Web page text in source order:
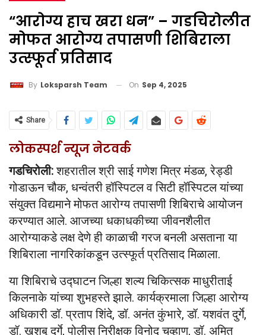
“आरोग्य हाच खरा धन” – गडचिरोलीत
मोफत आरोग्य तपासणी शिबिराला
उत्स्फूर्त प्रतिसाद
By Loksparsh Team On Sep 4, 2025
Share
लोकस्पर्श न्यूज नेटवर्क
गडचिरोली:शहरातील श्री साई गणेश मित्र मंडळ, रेड्डी
गोडाऊन चौक, धन्वंतरी हॉस्पिटल व सिटी हॉस्पिटल यांच्या
संयुक्त विद्यमाने मोफत आरोग्य तपासणी शिबिराचे आयोजन
करण्यात आले. आजच्या धकाधकीच्या जीवनशैलीत
आरोग्याकडे लक्ष देणे ही काळाची गरज बनली असताना या
शिबिराला नागरिकांकडून उत्स्फूर्त प्रतिसाद मिळाला.
या शिबिराचे उद्घाटन जिल्हा शल्य चिकित्सक माधुरीताई
किलनाके यांच्या शुभहस्ते झाले. कार्यक्रमाला जिल्हा आरोग्य
अधिकारी डॉ. प्रताप शिंदे, डॉ. अनंत कुंभारे, डॉ. यशवंत दुर्गे,
डॉ. खुशबू दुर्गे, पोलीस निरीक्षक विनोद चव्हाण, डॉ. अमित